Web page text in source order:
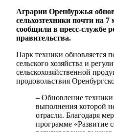
Аграрии Оренбуржья
сельхозтехники почти на
сообщили в пресс-службе
правительства.
Парк техники обновляется
сельского хозяйства и
сельскохозяйственной
продовольствия
– Обновление техники
выполнения которой
отрасли. Благодаря
программе «Развитие